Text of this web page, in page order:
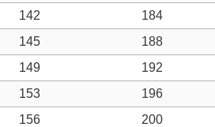
142 184
145 188
149 192
153 196
156 200